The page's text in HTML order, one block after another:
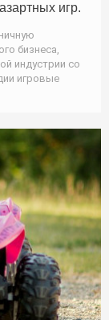
игр.
бизнеса,
индустрии со
игровые